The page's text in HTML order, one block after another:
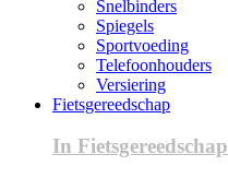
Snelbinders
Spiegels
Sportvoeding
Telefoonhouders
Versiering
Fietsgereedschap
In Fietsgereedschap